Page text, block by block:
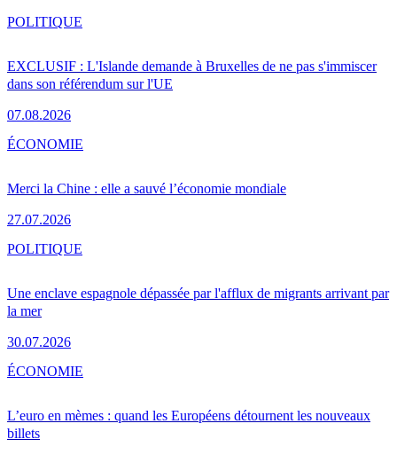
EXCLUSIF : L'Islande demande à Bruxelles de ne pas s'immiscer
dans son référendum sur l'UE
07.08.2026
POLITIQUE
Merci la Chine : elle a sauvé l’économie mondiale
27.07.2026
ÉCONOMIE
Une enclave espagnole dépassée par l'afflux de migrants arrivant par
la mer
30.07.2026
POLITIQUE
L’euro en mèmes : quand les Européens détournent les nouveaux
billets
ÉCONOMIE